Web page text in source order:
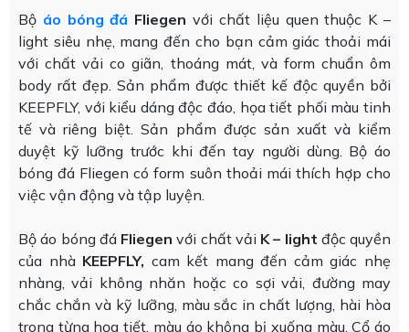
Bộ áo bóng đá Fliegen với chất liệu quen thuộc K –
light siêu nhẹ, mang đến cho bạn cảm giác thoải mái
với chất vải co giãn, thoáng mát, và form chuẩn ôm
body rất đẹp. Sản phẩm được thiết kế độc quyền bởi
KEEPFLY, với kiểu dáng độc đáo, họa tiết phối màu tinh
tế và riêng biệt. Sản phẩm được sản xuất và kiểm
duyệt kỹ lưỡng trước khi đến tay người dùng. Bộ áo
bóng đá Fliegen có form suôn thoải mái thích hợp cho
việc vận động và tập luyện.
Bộ áo bóng đá Fliegen với chất vải K – light độc quyền
của nhà KEEPFLY, cam kết mang đến cảm giác nhẹ
nhàng, vải không nhăn hoặc co sợi vải, đường may
chắc chắn và kỹ lưỡng, màu sắc in chất lượng, hài hòa
trong từng họa tiết, màu áo không bị xuống màu. Cổ áo